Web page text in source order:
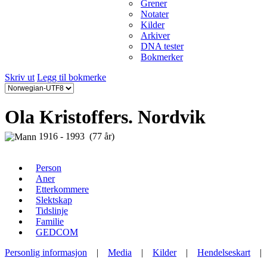
Grener
Notater
Kilder
Arkiver
DNA tester
Bokmerker
Skriv ut Legg til bokmerke
Ola Kristoffers. Nordvik
1916 - 1993 (77 år)
Person
Aner
Etterkommere
Slektskap
Tidslinje
Familie
GEDCOM
Personlig informasjon | Media | Kilder| Hendelseskart |